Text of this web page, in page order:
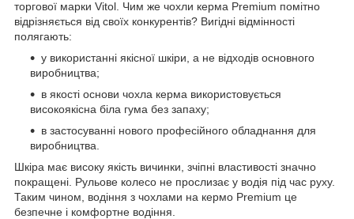
торгової марки Vitol. Чим же чохли керма Premium помітно
відрізняється від своїх конкурентів? Вигідні відмінності
полягають:
у використанні якісної шкіри, а не відходів основного
виробництва;
в якості основи чохла керма використовується
високоякісна біла гума без запаху;
в застосуванні нового професійного обладнання для
виробництва.
Шкіра має високу якість вичинки, зчіпні властивості значно
покращені. Рульове колесо не прослизає у водія під час руху.
Таким чином, водіння з чохлами на кермо Premium це
безпечне і комфортне водіння.